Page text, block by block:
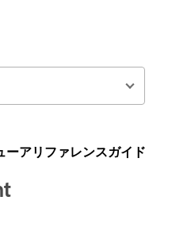
ーアリファレンスガイド